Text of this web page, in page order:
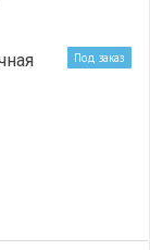
Под заказ